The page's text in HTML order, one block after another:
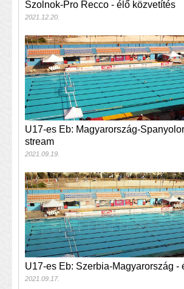
Szolnok-Pro Recco - élő közvetítés
2021.12.20.
U17-es Eb: Magyarország-
stream
2021.09.19.
U17-es Eb: Szerbia-Magyarország -
2021.09.17.